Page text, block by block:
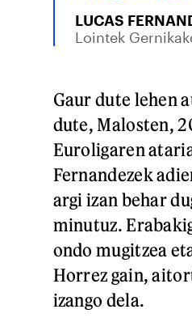
LUCAS
Lointek
Gaur dute lehen
dute, Malosten,
Euroligaren
Fernandezek
argi izan behar
minutuz.
ondo mugitzea
Horrez gain,
izango dela.